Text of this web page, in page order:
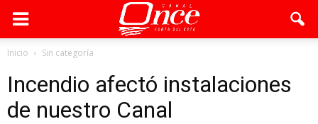
Inicio Sin categoría
Incendio afectó instalaciones
de nuestro Canal